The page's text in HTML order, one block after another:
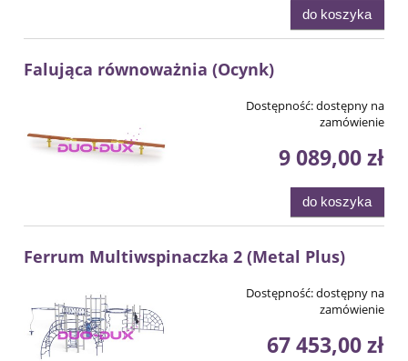
do koszyka
Falująca równoważnia (Ocynk)
Dostępność:dostępny na
zamówienie
9 089,00 zł
do koszyka
Ferrum Multiwspinaczka 2 (Metal Plus)
Dostępność:dostępny na
zamówienie
67 453,00 zł